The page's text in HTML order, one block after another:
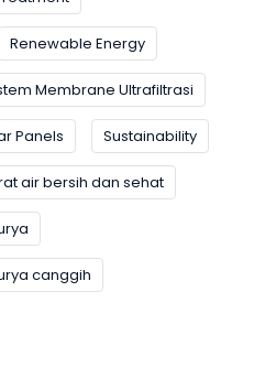
Renewable Energy
Membrane Ultrafiltrasi
Panels Sustainability
air bersih dan sehat
canggih